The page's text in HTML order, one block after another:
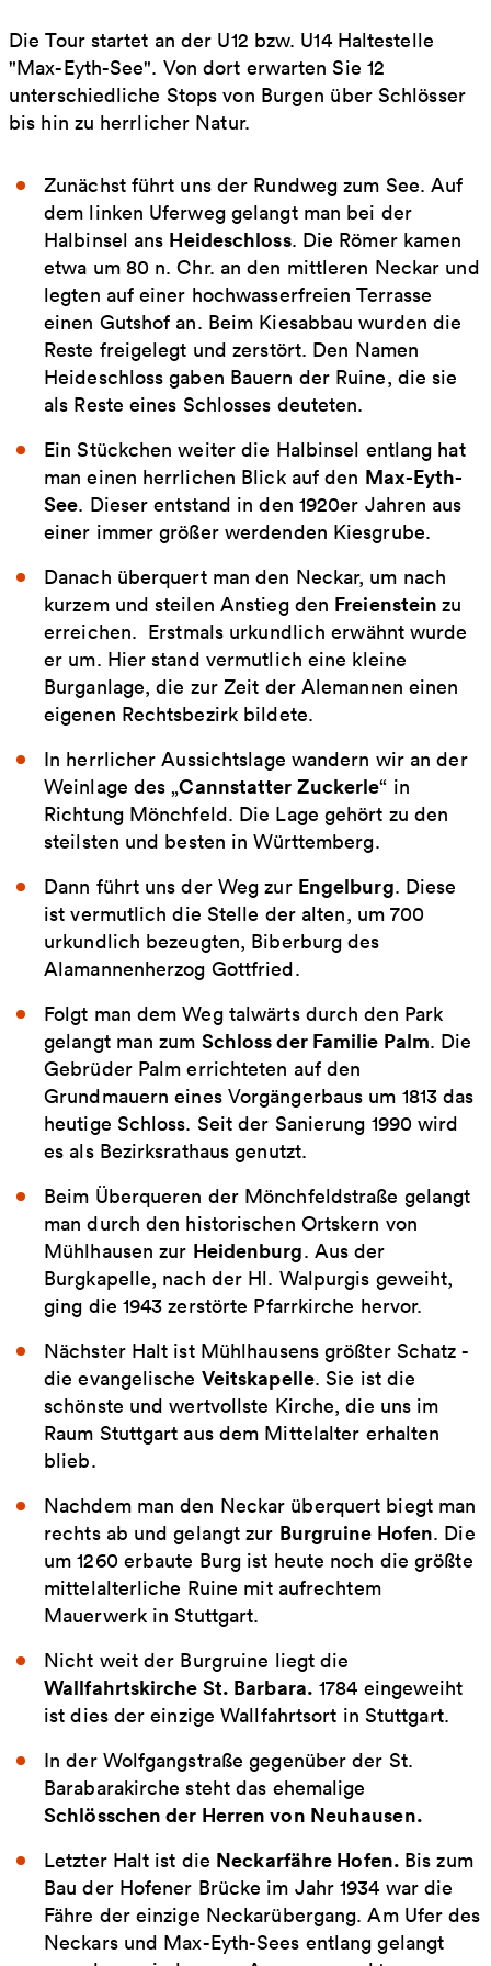
Die Tour startet an der U12 bzw. U14 Haltestelle
"Max-Eyth-See". Von dort erwarten Sie 12
unterschiedliche Stops von Burgen über Schlösser
bis hin zu herrlicher Natur.
Zunächst führt uns der Rundweg zum See. Auf
dem linken Uferweg gelangt man bei der
Halbinsel ans Heideschloss. Die Römer kamen
etwa um 80 n. Chr. an den mittleren Neckar und
legten auf einer hochwasserfreien Terrasse
einen Gutshof an. Beim Kiesabbau wurden die
Reste freigelegt und zerstört. Den Namen
Heideschloss gaben Bauern der Ruine, die sie
als Reste eines Schlosses deuteten.
Ein Stückchen weiter die Halbinsel entlang hat
man einen herrlichen Blick auf den Max-Eyth-
See. Dieser entstand in den 1920er Jahren aus
einer immer größer werdenden Kiesgrube.
Danach überquert man den Neckar, um nach
kurzem und steilen Anstieg den Freiensteinzu
erreichen. Erstmals urkundlich erwähnt wurde
er um. Hier stand vermutlich eine kleine
Burganlage, die zur Zeit der Alemannen einen
eigenen Rechtsbezirk bildete.
In herrlicher Aussichtslage wandern wir an der
Weinlage des „Cannstatter Zuckerle“ in
Richtung Mönchfeld. Die Lage gehört zu den
steilsten und besten in Württemberg.
Dann führt uns der Weg zur Engelburg. Diese
ist vermutlich die Stelle der alten, um 700
urkundlich bezeugten, Biberburg des
Alamannenherzog Gottfried.
Folgt man dem Weg talwärts durch den Park
gelangt man zum Schloss der Familie Palm. Die
Gebrüder Palm errichteten auf den
Grundmauern eines Vorgängerbaus um 1813 das
heutige Schloss. Seit der Sanierung 1990 wird
es als Bezirksrathaus genutzt.
Beim Überqueren der Mönchfeldstraße gelangt
man durch den historischen Ortskern von
Mühlhausen zur Heidenburg. Aus der
Burgkapelle, nach der Hl. Walpurgis geweiht,
ging die 1943 zerstörte Pfarrkirche hervor.
Nächster Halt ist Mühlhausens größter Schatz -
die evangelische Veitskapelle. Sie ist die
schönste und wertvollste Kirche, die uns im
Raum Stuttgart aus dem Mittelalter erhalten
blieb.
Nachdem man den Neckar überquert biegt man
rechts ab und gelangt zur Burgruine Hofen. Die
um 1260 erbaute Burg ist heute noch die größte
mittelalterliche Ruine mit aufrechtem
Mauerwerk in Stuttgart.
Nicht weit der Burgruine liegt die
Wallfahrtskirche St. Barbara. 1784 eingeweiht
ist dies der einzige Wallfahrtsort in Stuttgart.
In der Wolfgangstraße gegenüber der St.
Barabarakirche steht das ehemalige
Schlösschen der Herren von Neuhausen.
Letzter Halt ist die Neckarfähre Hofen. Bis zum
Bau der Hofener Brücke im Jahr 1934 war die
Fähre der einzige Neckarübergang. Am Ufer des
Neckars und Max-Eyth-Sees entlang gelangt